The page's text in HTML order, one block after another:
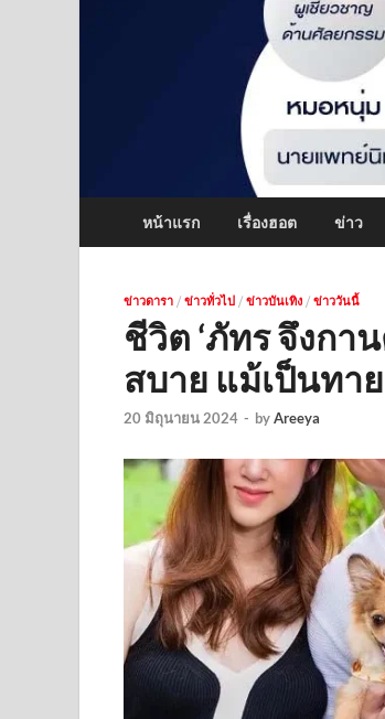
หน้าแรก เรื่องฮอต ข่าว
ข่าวดารา / ข่าวทั่วไป / ข่าวบันเทิง / ข่าววันนี้
ชีวิต ‘ภัทร จึงกา
สบาย แม้เป็นทา
20 มิถุนายน 2024 - byAreeya